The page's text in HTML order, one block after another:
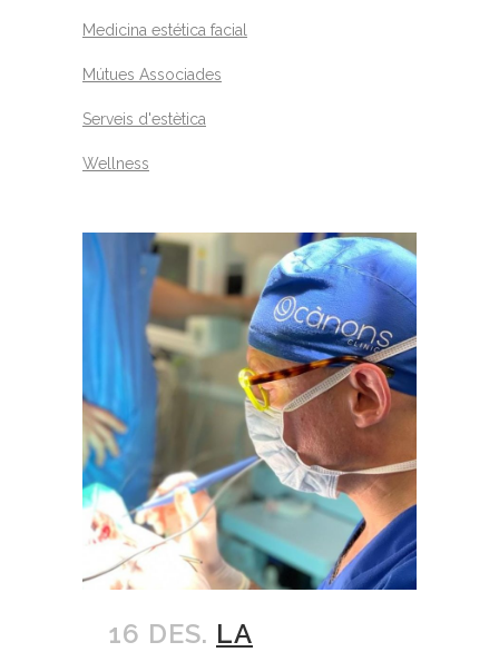
Medicina estética facial
Mútues Associades
Serveis d'estètica
Wellness
16 DES. LA